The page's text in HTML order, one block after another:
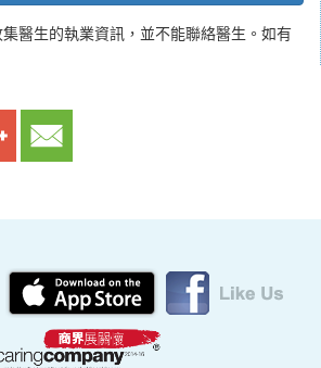
醫生的執業資訊，並不能聯絡醫生。如有